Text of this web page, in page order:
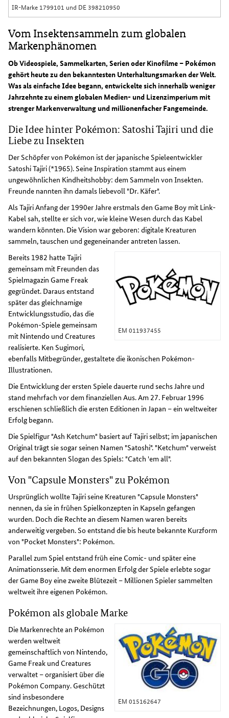
IR-Marke 1799101 und DE 398210950
Vom Insektensammeln zum globalen
Markenphänomen
Ob Videospiele, Sammelkarten, Serien oder Kinofilme – Pokémon
gehört heute zu den bekanntesten Unterhaltungsmarken der Welt.
Was als einfache Idee begann, entwickelte sich innerhalb weniger
Jahrzehnte zu einem globalen Medien- und Lizenzimperium mit
strenger Markenverwaltung und millionenfacher Fangemeinde.
Die Idee hinter Pokémon: Satoshi Tajiri und die
Liebe zu Insekten
Der Schöpfer von Pokémon ist der japanische Spieleentwickler
Satoshi Tajiri (*1965). Seine Inspiration stammt aus einem
ungewöhnlichen Kindheitshobby: dem Sammeln von Insekten.
Freunde nannten ihn damals liebevoll "Dr. Käfer".
Als Tajiri Anfang der 1990er Jahre erstmals den Game Boy mit Link-
Kabel sah, stellte er sich vor, wie kleine Wesen durch das Kabel
wandern könnten. Die Vision war geboren: digitale Kreaturen
sammeln, tauschen und gegeneinander antreten lassen.
EM 011937455
Bereits 1982 hatte Tajiri
gemeinsam mit Freunden das
Spielmagazin Game Freak
gegründet. Daraus entstand
später das gleichnamige
Entwicklungsstudio, das die
Pokémon-Spiele gemeinsam
mit Nintendo und Creatures
realisierte. Ken Sugimori,
ebenfalls Mitbegründer, gestaltete die ikonischen Pokémon-
Illustrationen.
Die Entwicklung der ersten Spiele dauerte rund sechs Jahre und
stand mehrfach vor dem finanziellen Aus. Am 27. Februar 1996
erschienen schließlich die ersten Editionen in Japan – ein weltweiter
Erfolg begann.
Die Spielfigur "Ash Ketchum" basiert auf Tajiri selbst; im japanischen
Original trägt sie sogar seinen Namen "Satoshi". "Ketchum" verweist
auf den bekannten Slogan des Spiels: "Catch 'em all".
Von "Capsule Monsters" zu Pokémon
Ursprünglich wollte Tajiri seine Kreaturen "Capsule Monsters"
nennen, da sie in frühen Spielkonzepten in Kapseln gefangen
wurden. Doch die Rechte an diesem Namen waren bereits
anderweitig vergeben. So entstand die bis heute bekannte Kurzform
von "Pocket Monsters": Pokémon.
Parallel zum Spiel entstand früh eine Comic- und später eine
Animationsserie. Mit dem enormen Erfolg der Spiele erlebte sogar
der Game Boy eine zweite Blütezeit – Millionen Spieler sammelten
weltweit ihre eigenen Pokémon.
Pokémon als globale Marke
EM 015162647
Die Markenrechte an Pokémon
werden weltweit
gemeinschaftlich von Nintendo,
Game Freak und Creatures
verwaltet – organisiert über die
Pokémon Company. Geschützt
sind insbesondere
Bezeichnungen, Logos, Designs